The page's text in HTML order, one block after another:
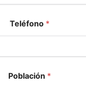
Teléfono *
Población *